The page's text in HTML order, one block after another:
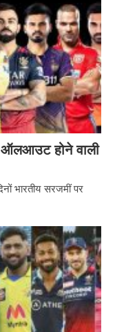
होने वाली
भारतीय सरजमीं पर